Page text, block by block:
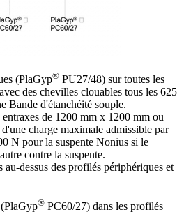
(PlaGyp® PU27/48) sur toutes les
des chevilles clouables tous les 625
Bande d'étanchéité souple.
entraxes de 1200 mm x 1200 mm ou
charge maximale admissible par
N pour la suspente Nonius si le
contre la suspente.
dessus des profilés périphériques et
® PC60/27) dans les profilés